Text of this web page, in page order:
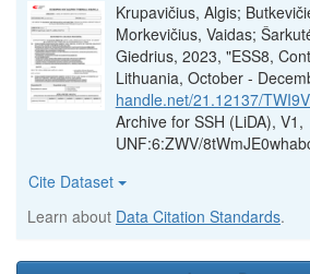
Krupavičius, Algis;
Morkevičius, Vaidas;
Giedrius, 2023, "ESS8,
Lithuania, October -
handle.net/21.12137/
Archive for SSH (LiDA), V1,
UNF:6:ZWV/
Cite Dataset
Learn about Data Citation Standards.